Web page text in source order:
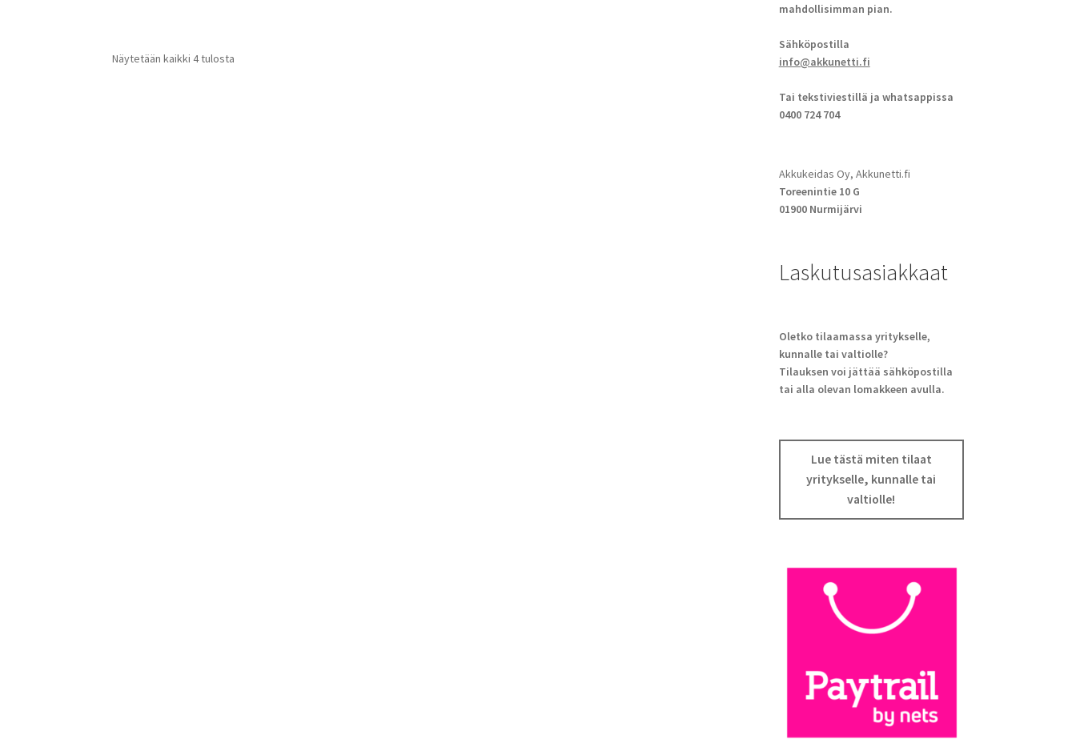
Näytetään kaikki 4 tulosta
mahdollisimman pian.
Sähköpostilla
info@akkunetti.fi
Tai tekstiviestillä ja whatsappissa
0400 724 704
Akkukeidas Oy, Akkunetti.fi
Toreenintie 10 G
01900 Nurmijärvi
Laskutusasiakkaat
Oletko tilaamassa yritykselle,
kunnalle tai valtiolle?
Tilauksen voi jättää sähköpostilla
tai alla olevan lomakkeen avulla.
Lue tästä miten tilaat
yritykselle, kunnalle tai
valtiolle!